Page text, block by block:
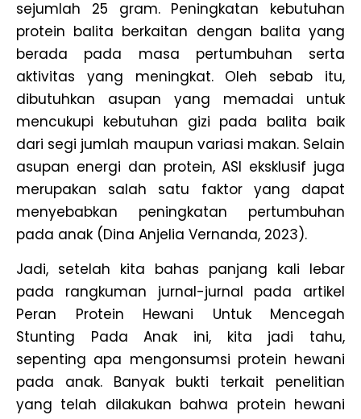
sejumlah 25 gram. Peningkatan kebutuhan
protein balita berkaitan dengan balita yang
berada pada masa pertumbuhan serta
aktivitas yang meningkat. Oleh sebab itu,
dibutuhkan asupan yang memadai untuk
mencukupi kebutuhan gizi pada balita baik
dari segi jumlah maupun variasi makan. Selain
asupan energi dan protein, ASI eksklusif juga
merupakan salah satu faktor yang dapat
menyebabkan peningkatan pertumbuhan
pada anak (Dina Anjelia Vernanda, 2023).
Jadi, setelah kita bahas panjang kali lebar
pada rangkuman jurnal-jurnal pada artikel
Peran Protein Hewani Untuk Mencegah
Stunting Pada Anak ini, kita jadi tahu,
sepenting apa mengonsumsi protein hewani
pada anak. Banyak bukti terkait penelitian
yang telah dilakukan bahwa protein hewani